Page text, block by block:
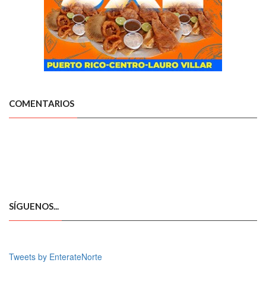
COMENTARIOS
SÍGUENOS...
Tweets by EnterateNorte